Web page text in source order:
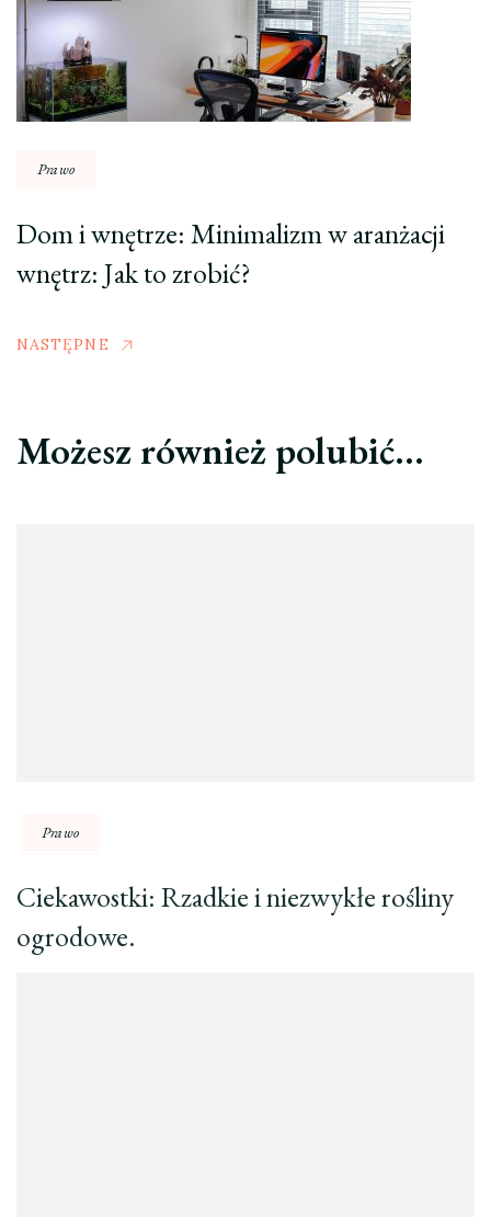
Prawo
Dom i wnętrze: Minimalizm w aranżacji
wnętrz: Jak to zrobić?
NASTĘPNE
Możesz również polubić…
Prawo
Ciekawostki: Rzadkie i niezwykłe rośliny
ogrodowe.